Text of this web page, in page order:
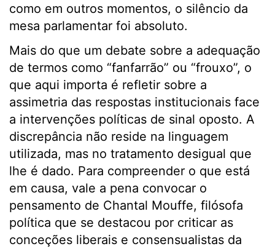
como em outros momentos, o silêncio da
mesa parlamentar foi absoluto.
Mais do que um debate sobre a adequação
de termos como “fanfarrão” ou “frouxo”, o
que aqui importa é refletir sobre a
assimetria das respostas institucionais face
a intervenções políticas de sinal oposto. A
discrepância não reside na linguagem
utilizada, mas no tratamento desigual que
lhe é dado. Para compreender o que está
em causa, vale a pena convocar o
pensamento de Chantal Mouffe, filósofa
política que se destacou por criticar as
conceções liberais e consensualistas da